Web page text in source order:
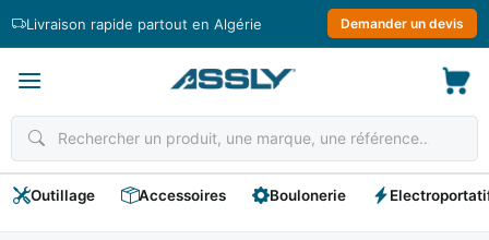
Livraison rapide partout en Algérie Demander un devis
Outillage Accessoires Boulonerie